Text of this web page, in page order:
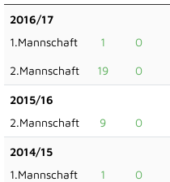
2016/17
1.Mannschaft
1 0
2.Mannschaft 19 0
2015/16
2.Mannschaft
9 0
2014/15
1.Mannschaft
1 0